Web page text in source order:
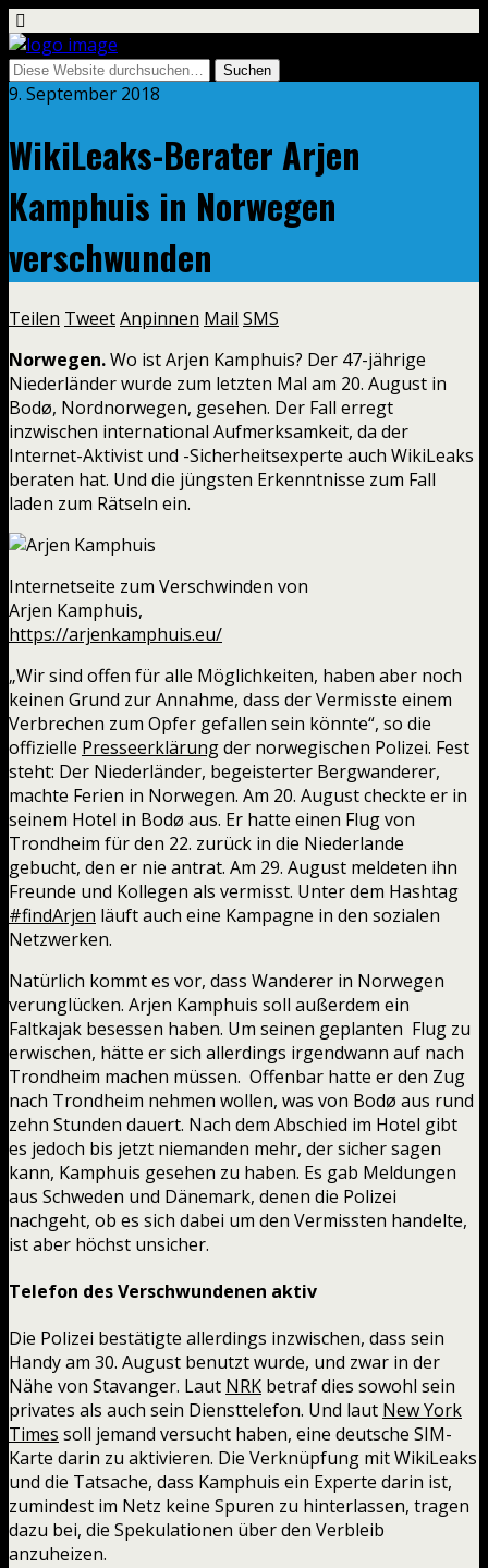
9. September 2018
WikiLeaks-Berater Arjen
Kamphuis in Norwegen
verschwunden
Teilen TweetAnpinnen Mail SMS
Norwegen.Wo ist Arjen Kamphuis? Der 47-jährige
Niederländer wurde zum letzten Mal am 20. August in
Bodø, Nordnorwegen, gesehen. Der Fall erregt
inzwischen international Aufmerksamkeit, da der
Internet-Aktivist und -Sicherheitsexperte auch WikiLeaks
beraten hat. Und die jüngsten Erkenntnisse zum Fall
laden zum Rätseln ein.
Internetseite zum Verschwinden von
Arjen Kamphuis,
https://arjenkamphuis.eu/
„Wir sind offen für alle Möglichkeiten, haben aber noch
keinen Grund zur Annahme, dass der Vermisste einem
Verbrechen zum Opfer gefallen sein könnte“, so die
offizielle Presseerklärungder norwegischen Polizei. Fest
steht: Der Niederländer, begeisterter Bergwanderer,
machte Ferien in Norwegen. Am 20. August checkte er in
seinem Hotel in Bodø aus. Er hatte einen Flug von
Trondheim für den 22. zurück in die Niederlande
gebucht, den er nie antrat. Am 29. August meldeten ihn
Freunde und Kollegen als vermisst. Unter dem Hashtag
#findArjen läuft auch eine Kampagne in den sozialen
Netzwerken.
Natürlich kommt es vor, dass Wanderer in Norwegen
verunglücken. Arjen Kamphuis soll außerdem ein
Faltkajak besessen haben. Um seinen geplanten Flug zu
erwischen, hätte er sich allerdings irgendwann auf nach
Trondheim machen müssen. Offenbar hatte er den Zug
nach Trondheim nehmen wollen, was von Bodø aus rund
zehn Stunden dauert. Nach dem Abschied im Hotel gibt
es jedoch bis jetzt niemanden mehr, der sicher sagen
kann, Kamphuis gesehen zu haben. Es gab Meldungen
aus Schweden und Dänemark, denen die Polizei
nachgeht, ob es sich dabei um den Vermissten handelte,
ist aber höchst unsicher.
Telefon des Verschwundenen aktiv
Die Polizei bestätigte allerdings inzwischen, dass sein
Handy am 30. August benutzt wurde, und zwar in der
Nähe von Stavanger. Laut NRK betraf dies sowohl sein
privates als auch sein Diensttelefon. Und laut New York
Times soll jemand versucht haben, eine deutsche SIM-
Karte darin zu aktivieren. Die Verknüpfung mit WikiLeaks
und die Tatsache, dass Kamphuis ein Experte darin ist,
zumindest im Netz keine Spuren zu hinterlassen, tragen
dazu bei, die Spekulationen über den Verbleib
anzuheizen.